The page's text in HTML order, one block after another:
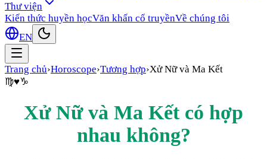
Thư viện
Kiến thức huyền họcVăn khấn cổ truyềnVề chúng tôi
EN
Trang chủ›Horoscope›Tương hợp›Xử Nữvà Ma Kết
♍♥♑
Xử Nữvà Ma Kếtcó hợp
nhau không?